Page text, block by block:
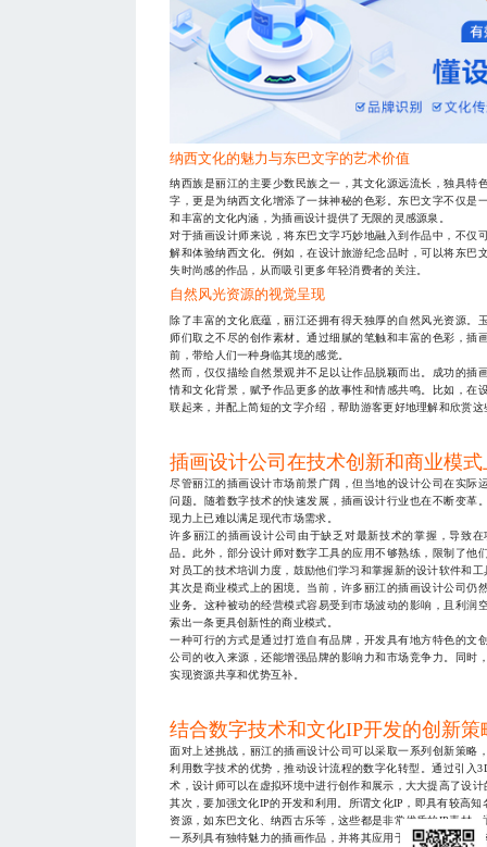
纳西文化的魅力与东巴文字的艺术价值
纳西族是丽江的主要少数民族之一，其文化源远流长，独具特
字，更是为纳西文化增添了一抹神秘的色彩。东巴文字不仅是
和丰富的文化内涵，为插画设计提供了无限的灵感源泉。
对于插画设计师来说，将东巴文字巧妙地融入到作品中，不仅
解和体验纳西文化。例如，在设计旅游纪念品时，可以将东巴
失时尚感的作品，从而吸引更多年轻消费者的关注。
自然风光资源的视觉呈现
除了丰富的文化底蕴，丽江还拥有得天独厚的自然风光资源。
师们取之不尽的创作素材。通过细腻的笔触和丰富的色彩，插
前，带给人们一种身临其境的感觉。
然而，仅仅描绘自然景观并不足以让作品脱颖而出。成功的插
情和文化背景，赋予作品更多的故事性和情感共鸣。比如，在
联起来，并配上简短的文字介绍，帮助游客更好地理解和欣赏这
插画设计公司在技术创新和商业模
尽管丽江的插画设计市场前景广阔，但当地的设计公司在实际
问题。随着数字技术的快速发展，插画设计行业也在不断变革
现力上已难以满足现代市场需求。
许多丽江的插画设计公司由于缺乏对最新技术的掌握，导致
品。此外，部分设计师对数字工具的应用不够熟练，限制了他
对员工的技术培训力度，鼓励他们学习和掌握新的设计软件和
其次是商业模式上的困境。当前，许多丽江的插画设计公司仍
业务。这种被动的经营模式容易受到市场波动的影响，且利润
索出一条更具创新性的商业模式。
一种可行的方式是通过打造自有品牌，开发具有地方特色的文
公司的收入来源，还能增强品牌的影响力和市场竞争力。同时
实现资源共享和优势互补。
结合数字技术和文化IP开发的创新策
面对上述挑战，丽江的插画设计公司可以采取一系列创新策略
利用数字技术的优势，推动设计流程的数字化转型。通过引入
术，设计师可以在虚拟环境中进行创作和展示，大大提高了设
其次，要加强文化IP的开发和利用。所谓文化IP，即具有较高
资源，如东巴文化、纳西古乐等，这些都是非常优质的IP素材
一系列具有独特魅力的插画作品，并将其应用于各种场景中，